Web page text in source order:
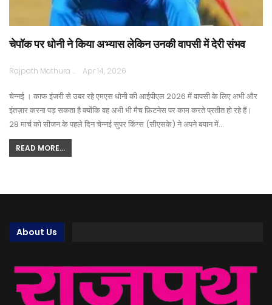
चेपॉक पर धोनी ने किया अभ्यास लेकिन उनकी वापसी में देरी संभव
Rajpath Mathura Apr 14, 2026
चेन्नई । काफ इंजरी से उबर रहे एमएस धोनी की आईपीएल 2026 में वापसी के लिए अभी और
इंतज़ार करना पड़ सकता है क्योंकि वह अभी भी मैच फ़िटनेस पर काम करते प्रतीत हो रहे हैं।
28 मार्च को सीजन के पहले दिन चेन्नई सुपर किंग्स (सीएसके) ने अपने बयान में…
READ MORE...
About Us